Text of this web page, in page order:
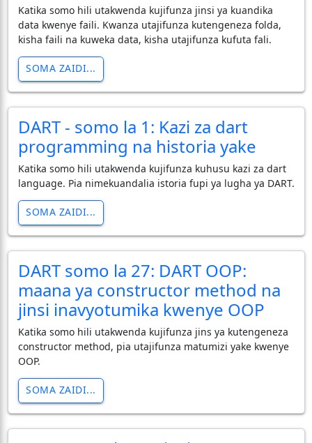
Katika somo hili utakwenda kujifunza jinsi ya kuandika
data kwenye faili. Kwanza utajifunza kutengeneza folda,
kisha faili na kuweka data, kisha utajifunza kufuta fali.
SOMA ZAIDI...
DART - somo la 1: Kazi za dart
programming na historia yake
Katika somo hili utakwenda kujifunza kuhusu kazi za dart
language. Pia nimekuandalia istoria fupi ya lugha ya DART.
SOMA ZAIDI...
DART somo la 27: DART OOP:
maana ya constructor method na
jinsi inavyotumika kwenye OOP
Katika somo hili utakwenda kujifunza jins ya kutengeneza
constructor method, pia utajifunza matumizi yake kwenye
OOP.
SOMA ZAIDI...